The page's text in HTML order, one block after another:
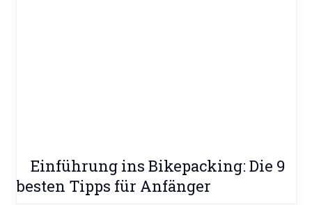
Reisen
&
Einführung ins Bikepacking: Die 9
besten Tipps für Anfänger